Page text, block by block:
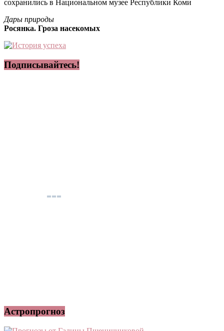
сохранились в Национальном музее Республики Коми
Дары природы
Росянка. Гроза насекомых
Подписывайтесь!
Астропрогноз